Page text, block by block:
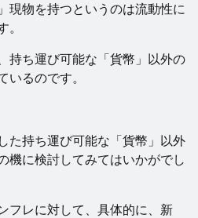
現物を持つというのは流動性に
。
持ち運び可能な「貨幣」以外の
いるのです。
た持ち運び可能な「貨幣」以外
機に検討してみてはいかがでし
フレに対して、具体的に、新